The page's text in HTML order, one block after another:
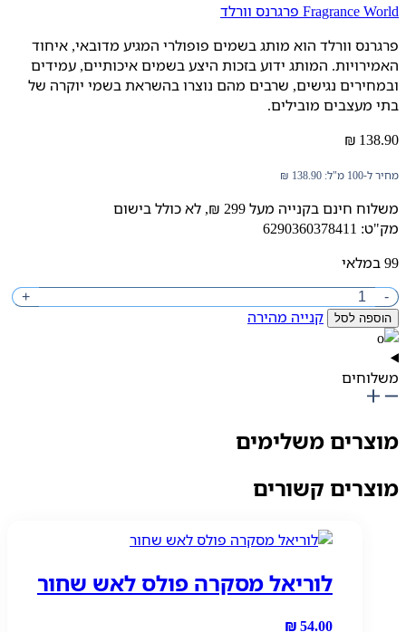
Fragrance World פרגרנס וורלד
פרגרנס וורלד הוא מותג בשמים פופולרי המגיע מדובאי, איחוד
האמירויות. המותג ידוע בזכות היצע בשמים איכותיים, עמידים
ובמחירים נגישים, שרבים מהם נוצרו בהשראת בשמי יוקרה של
בתי מעצבים מובילים.
₪138.90
מחיר ל-100 מ"ל: ₪138.90
משלוח חינם בקנייה מעל 299 ₪, לא כולל בישום
מק"ט: 6290360378411
99 במלאי
-
כמות
של
רויאל
בלנד
בורבון
אדפ
100
מ"ל
פרגרנס
+
הוספה לסל קנייה מהירה
משלוחים
מוצרים משלימים
מוצרים קשורים
לוריאל מסקרה פולס לאש שחור
₪54.00